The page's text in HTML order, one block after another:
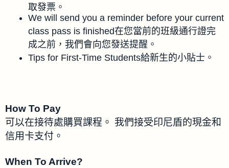
取發票。
We will send you a reminder before your current
class pass is finished在您當前的班級通行證完
成之前，我們會向您發送提醒。
Tips for First-Time Students給新生的小貼士。
How To Pay
可以在接待處購買課程。 我們接受印尼盾的現金和
信用卡支付。
When To Arrive?